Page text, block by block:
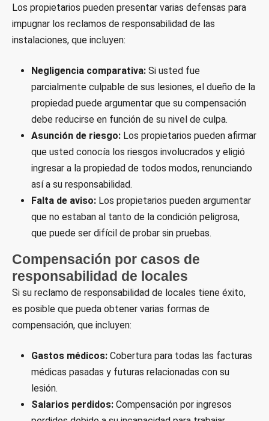
Los propietarios pueden presentar varias defensas para
impugnar los reclamos de responsabilidad de las
instalaciones, que incluyen:
Negligencia comparativa: Si usted fue
parcialmente culpable de sus lesiones, el dueño de la
propiedad puede argumentar que su compensación
debe reducirse en función de su nivel de culpa.
Asunción de riesgo: Los propietarios pueden afirmar
que usted conocía los riesgos involucrados y eligió
ingresar a la propiedad de todos modos, renunciando
así a su responsabilidad.
Falta de aviso: Los propietarios pueden argumentar
que no estaban al tanto de la condición peligrosa,
que puede ser difícil de probar sin pruebas.
Compensación por casos de
responsabilidad de locales
Si su reclamo de responsabilidad de locales tiene éxito,
es posible que pueda obtener varias formas de
compensación, que incluyen:
Gastos médicos: Cobertura para todas las facturas
médicas pasadas y futuras relacionadas con su
lesión.
Salarios perdidos: Compensación por ingresos